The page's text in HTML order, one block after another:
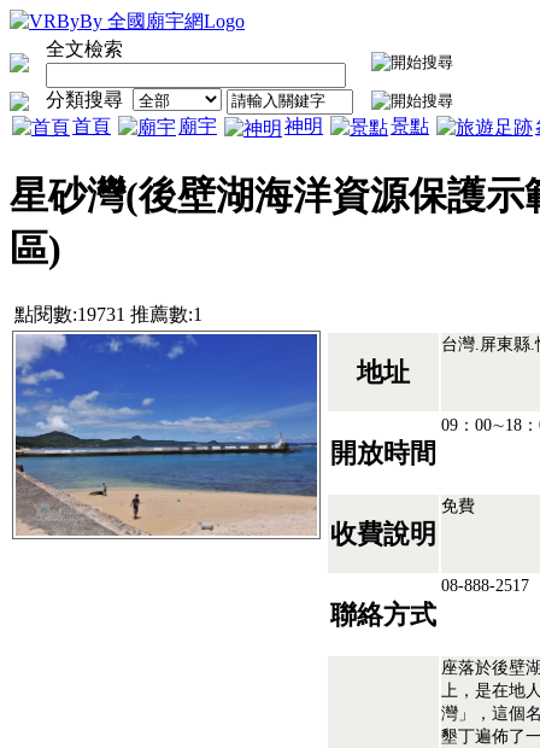
全文檢索
分類搜尋
首頁
廟宇 神明 景點
星砂灣(後壁湖海洋資源保護示
區)
點閱數:19731 推薦數:1
地址
台灣.屏東縣
開放時間
09：00∼18
收費說明
免費
聯絡方式
08-888-2517
座落於後壁
上，是在地
灣」，這個
墾丁遍佈了